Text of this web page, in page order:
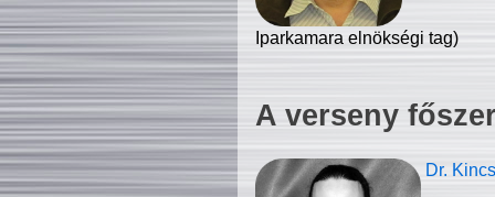
Iparkamara elnökségi tag)
A verseny
Dr.